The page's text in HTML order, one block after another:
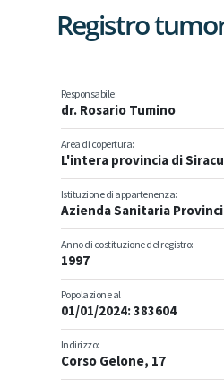
Registro
Responsabile:
dr. Rosario Tumino
Area di copertura:
L'intera provincia di
Istituzione di appartenenza:
Azienda Sanitaria
Anno di costituzione del registro:
1997
Popolazione al
01/01/2024: 383604
Indirizzo:
Corso Gelone, 17